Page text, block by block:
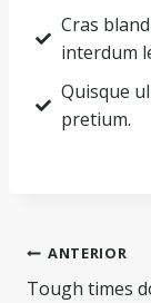
Cras
interdum
Quisque
pretium.
ANTERIOR
Tough times